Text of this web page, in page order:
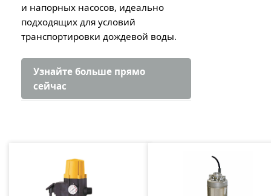
и напорных насосов, идеально
подходящих для условий
транспортировки дождевой воды.
Узнайте больше прямо
сейчас